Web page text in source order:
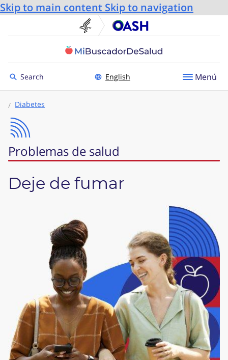
Skip to main content Skip to navigation
U.S. Department of
Toggle to
Search English Menú
Diabetes
Problemas de salud
Deje de fumar